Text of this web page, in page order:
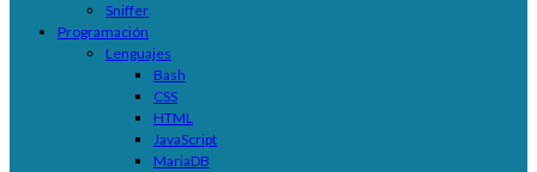
Sniffer
Programación
Lenguajes
Bash
CSS
HTML
JavaScript
MariaDB